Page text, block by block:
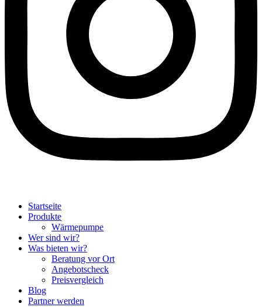
Startseite
Produkte
Wärmepumpe
Wer sind wir?
Was bieten wir?
Beratung vor Ort
Angebotscheck
Preisvergleich
Blog
Partner werden